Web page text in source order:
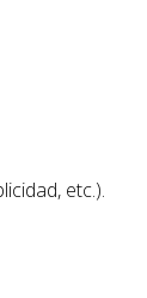
etc.).